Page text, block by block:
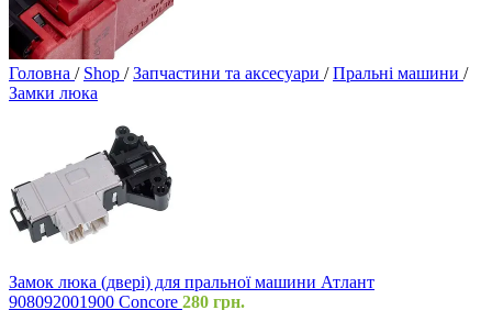
Головна / Shop / Запчастини та аксесуари / Пральні машини /
Замки люка
Замок люка (двері) для пральної машини Атлант
908092001900 Concore 280 грн.